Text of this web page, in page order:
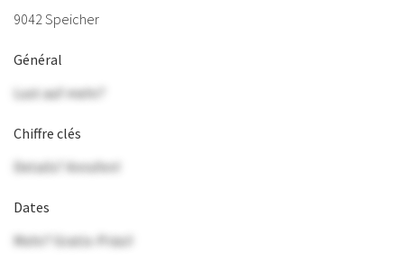
9042 Speicher
Général
Lust auf mehr?
Chiffre clés
Details? Anrufen!
Dates
Mehr? Gratis-Präsi!